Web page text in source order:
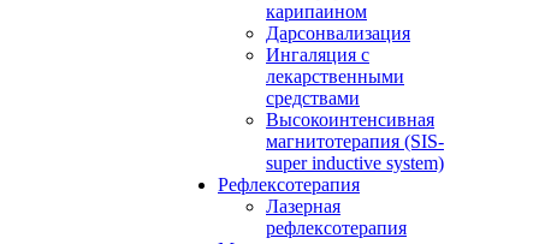
карипаином
Дарсонвализация
Ингаляция с
лекарственными
средствами
Высокоинтенсивная
магнитотерапия (SIS-
super inductive system)
Рефлексотерапия
Лазерная
рефлексотерапия